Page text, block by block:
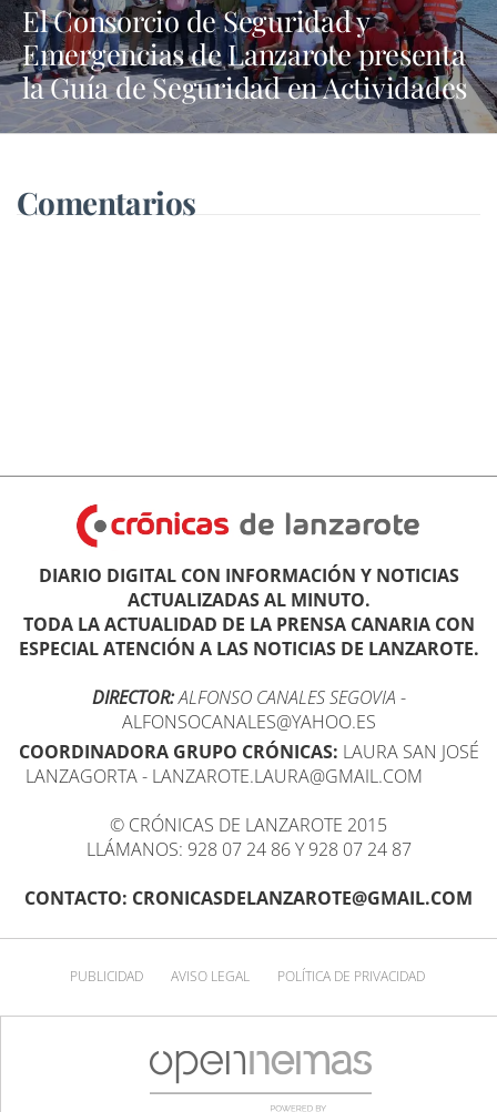
El Consorcio de Seguridad y
Emergencias de Lanzarote presenta
la Guía de Seguridad en Actividades
Náuticas
Comentarios
DIARIO DIGITAL CON INFORMACIÓN Y NOTICIAS
ACTUALIZADAS AL MINUTO.
TODA LA ACTUALIDAD DE LA PRENSA CANARIA CON
ESPECIAL ATENCIÓN A LAS NOTICIAS DE LANZAROTE.
DIRECTOR:ALFONSO CANALES SEGOVIA -
ALFONSOCANALES@YAHOO.ES
COORDINADORA GRUPO CRÓNICAS: LAURA SAN JOSÉ
LANZAGORTA - LANZAROTE.LAURA@GMAIL.COM
© CRÓNICAS DE LANZAROTE 2015
LLÁMANOS: 928 07 24 86 Y 928 07 24 87
CONTACTO: CRONICASDELANZAROTE@GMAIL.COM
PUBLICIDAD AVISO LEGAL POLÍTICA DE PRIVACIDAD